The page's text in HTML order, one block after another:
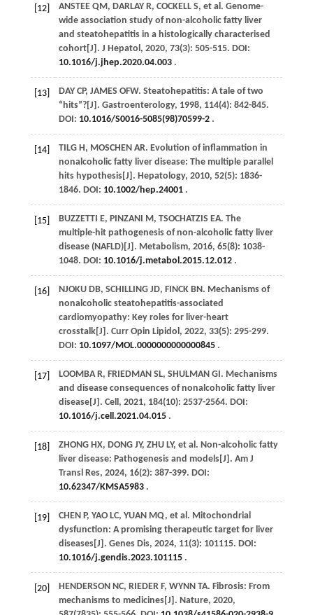
[12] ANSTEE QM, DARLAY R, COCKELL S, et al . Genome-
wide association study of non-alcoholic fatty liver
and steatohepatitis in a histologically characterised
cohort[J]. J Hepatol , 2020, 73(3): 505-515. DOI:
10.1016/j.jhep.2020.04.003.
[13] DAY CP, JAMES OFW. Steatohepatitis: A tale of two
“hits”?[J]. Gastroenterology, 1998, 114(4): 842-845.
DOI: 10.1016/S0016-5085(98)70599-2.
[14] TILG H, MOSCHEN AR. Evolution of inflammation in
nonalcoholic fatty liver disease: The multiple parallel
hits hypothesis[J]. Hepatology, 2010, 52(5): 1836-
1846. DOI: 10.1002/hep.24001.
[15] BUZZETTI E, PINZANI M, TSOCHATZIS EA. The
multiple-hit pathogenesis of non-alcoholic fatty liver
disease (NAFLD)[J]. Metabolism, 2016, 65(8): 1038-
1048. DOI: 10.1016/j.metabol.2015.12.012.
[16] NJOKU DB, SCHILLING JD, FINCK BN. Mechanisms of
nonalcoholic steatohepatitis-associated
cardiomyopathy: Key roles for liver-heart
crosstalk[J]. Curr Opin Lipidol , 2022, 33(5): 295-299.
DOI: 10.1097/MOL.0000000000000845.
[17] LOOMBA R, FRIEDMAN SL, SHULMAN GI. Mechanisms
and disease consequences of nonalcoholic fatty liver
disease[J]. Cell , 2021, 184(10): 2537-2564. DOI:
10.1016/j.cell.2021.04.015.
[18] ZHONG HX, DONG JY, ZHU LY, et al . Non-alcoholic fatty
liver disease: Pathogenesis and models[J]. Am J
Transl Res, 2024, 16(2): 387-399. DOI:
10.62347/KMSA5983.
[19] CHEN P, YAO LC, YUAN MQ, et al . Mitochondrial
dysfunction: A promising therapeutic target for liver
diseases[J]. Genes Dis, 2024, 11(3): 101115. DOI:
10.1016/j.gendis.2023.101115.
[20] HENDERSON NC, RIEDER F, WYNN TA. Fibrosis: From
mechanisms to medicines[J]. Nature, 2020,